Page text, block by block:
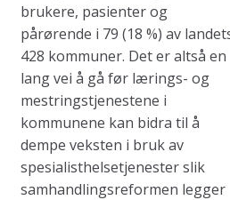
brukere, pasienter og
pårørende i 79 (18 %) av
428 kommuner. Det er altså en
lang vei å gå før lærings- og
mestringstjenestene i
kommunene kan bidra til å
dempe veksten i bruk av
spesialisthelsetjenester slik
samhandlingsreformen legger